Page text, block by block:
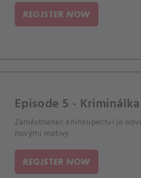
REGISTER NOW
Episode 5 -
Zaměstnanec knihkupectví je
novými motivy.
REGISTER NOW